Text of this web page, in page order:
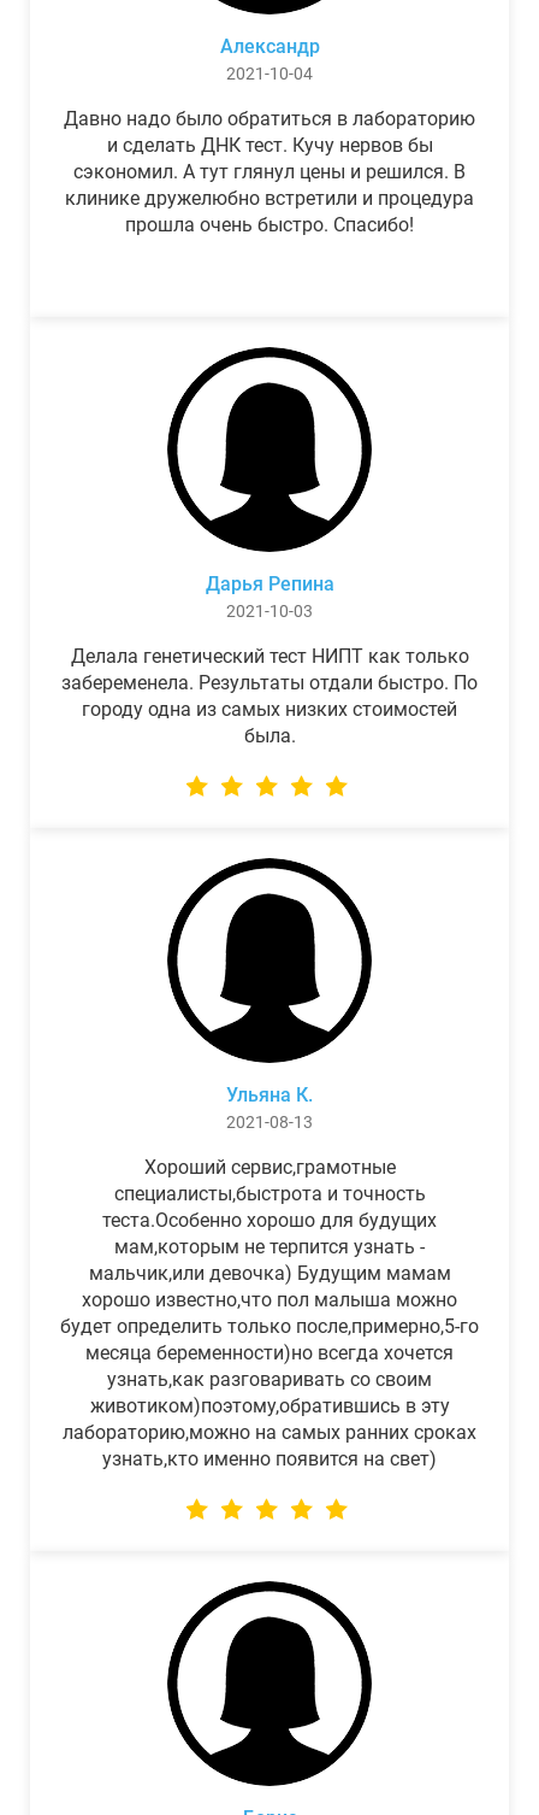
Александр
2021-10-04
Давно надо было обратиться в лабораторию
и сделать ДНК тест. Кучу нервов бы
сэкономил. А тут глянул цены и решился. В
клинике дружелюбно встретили и процедура
прошла очень быстро. Спасибо!
Дарья Репина
2021-10-03
Делала генетический тест НИПТ как только
забеременела. Результаты отдали быстро. По
городу одна из самых низких стоимостей
была.
Ульяна К.
2021-08-13
Хороший сервис,грамотные
специалисты,быстрота и точность
теста.Особенно хорошо для будущих
мам,которым не терпится узнать -
мальчик,или девочка) Будущим мамам
хорошо известно,что пол малыша можно
будет определить только после,примерно,5-го
месяца беременности)но всегда хочется
узнать,как разговаривать со своим
животиком)поэтому,обратившись в эту
лабораторию,можно на самых ранних сроках
узнать,кто именно появится на свет)